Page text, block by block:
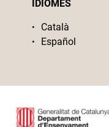
IDIOMES
Català
Español